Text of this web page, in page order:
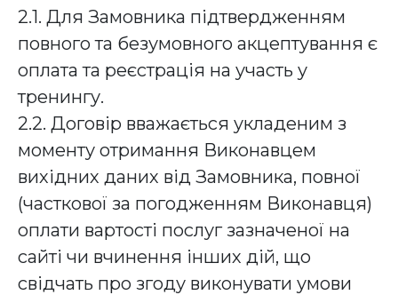
2.1. Для Замовника підтвердженням
повного та безумовного акцептування є
оплата та реєстрація на участь у
тренингу.
2.2. Договір вважається укладеним з
моменту отримання Виконавцем
вихідних даних від Замовника, повної
(часткової за погодженням Виконавця)
оплати вартості послуг зазначеної на
сайті чи вчинення інших дій, що
свідчать про згоду виконувати умови